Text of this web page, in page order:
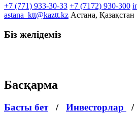
+7 (771) 933-30-33 +7 (7172) 930-300
astana_ktt@kaztt.kz Астана, Қазақстан
Біз желідеміз
Басқарма
Басты бет/ Инвесторлар /